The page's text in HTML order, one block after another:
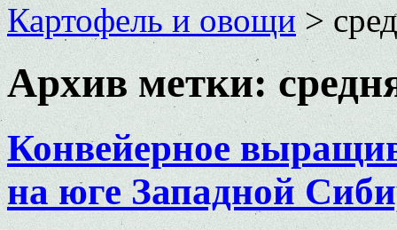
Картофель и овощи>
Архив метки:
Конвейерное
на юге Западной